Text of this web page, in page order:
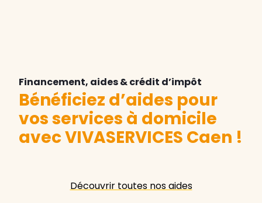
Financement, aides & crédit d’impôt
Bénéficiez d’aides pour
vos services à domicile
avec VIVASERVICES Caen !
Découvrir toutes nos aides